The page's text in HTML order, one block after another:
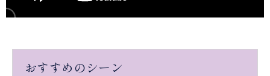
おすすめのシーン